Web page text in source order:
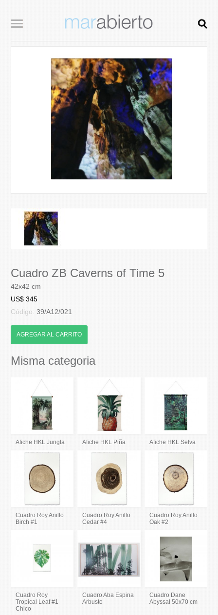
Cuadro ZB Caverns of Time 5
42x42 cm
US$ 345
Código:39/A12/021
AGREGAR AL CARRITO
Misma categoria
Afiche HKL Jungla Afiche HKL Piña Afiche HKL Selva
Cuadro Roy Anillo
Birch #1
Cuadro Roy Anillo
Cedar #4
Cuadro Roy Anillo
Oak #2
Cuadro Roy
Tropical Leaf #1
Chico
Cuadro Aba Espina
Arbusto
Cuadro Dane
Abyssal 50x70 cm